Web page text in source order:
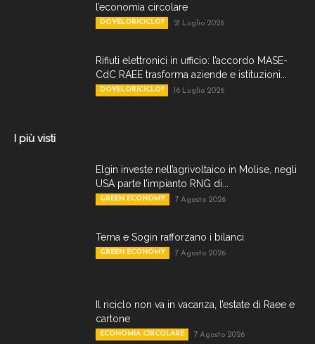
l’economia circolare
DOVELORICICLO? 21 Luglio 2026
Rifiuti elettronici in ufficio: l’accordo MASE-
CdC RAEE trasforma aziende e istituzioni...
DOVELORICICLO? 16 Luglio 2026
I più visti
Elgin investe nell’agrivoltaico in Molise, negli
USA parte l’impianto RNG di...
GREEN ECONOMY 7 Agosto 2026
Terna e Sogin rafforzano i bilanci
GREEN ECONOMY 7 Agosto 2026
Il riciclo non va in vacanza, l’estate di Raee e
cartone
ECONOMIA CIRCOLARE 7 Agosto 2026